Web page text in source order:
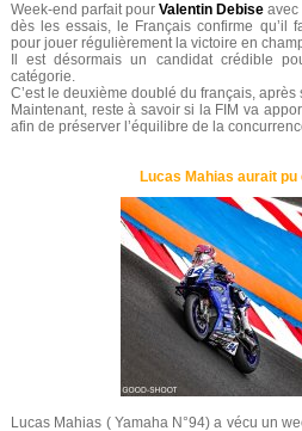
Week-end parfait pourValentin Debise avec
dès les essais, le Français confirme qu’il
pour jouer régulièrement la victoire en
Il est désormais un candidat crédible
catégorie.
C’est le deuxième doublé du français, après
Maintenant, reste à savoir si la FIM va
afin de préserver l’équilibre de la
Lucas Mahias aurait
Lucas Mahias ( Yamaha N°94) a vécu un